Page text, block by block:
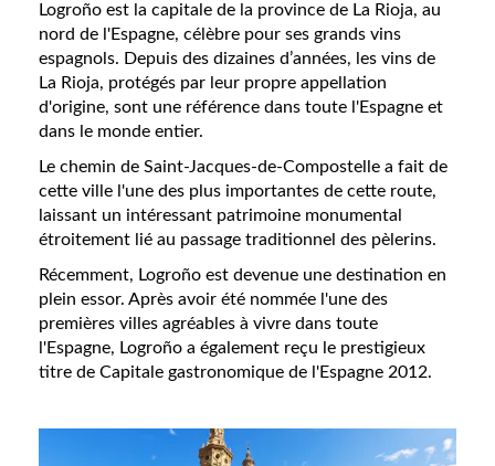
Logroño est la capitale de la province de La Rioja, au
nord de l'Espagne, célèbre pour ses grands vins
espagnols. Depuis des dizaines d’années, les vins de
La Rioja, protégés par leur propre appellation
d'origine, sont une référence dans toute l'Espagne et
dans le monde entier.
Le chemin de Saint-Jacques-de-Compostelle a fait de
cette ville l'une des plus importantes de cette route,
laissant un intéressant patrimoine monumental
étroitement lié au passage traditionnel des pèlerins.
Récemment, Logroño est devenue une destination en
plein essor. Après avoir été nommée l'une des
premières villes agréables à vivre dans toute
l'Espagne, Logroño a également reçu le prestigieux
titre de Capitale gastronomique de l'Espagne 2012.